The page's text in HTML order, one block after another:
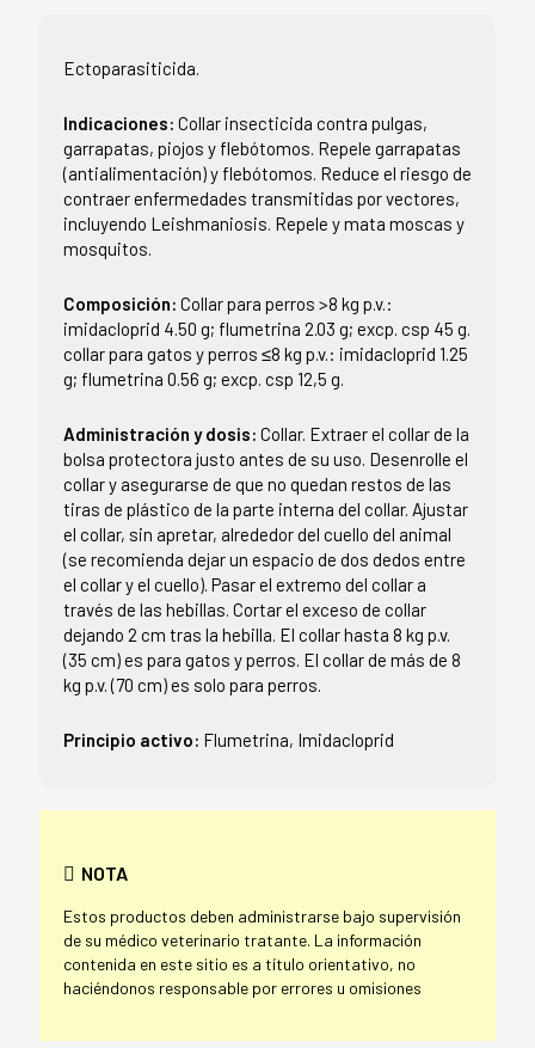
Ectoparasiticida.
Indicaciones: Collar insecticida contra pulgas,
garrapatas, piojos y flebótomos. Repele garrapatas
(antialimentación) y flebótomos. Reduce el riesgo de
contraer enfermedades transmitidas por vectores,
incluyendo Leishmaniosis. Repele y mata moscas y
mosquitos.
Composición: Collar para perros >8 kg p.v.:
imidacloprid 4.50 g; flumetrina 2.03 g; excp. csp 45 g.
collar para gatos y perros ≤8 kg p.v.: imidacloprid 1.25
g; flumetrina 0.56 g; excp. csp 12,5 g.
Administración y dosis: Collar. Extraer el collar de la
bolsa protectora justo antes de su uso. Desenrolle el
collar y asegurarse de que no quedan restos de las
tiras de plástico de la parte interna del collar. Ajustar
el collar, sin apretar, alrededor del cuello del animal
(se recomienda dejar un espacio de dos dedos entre
el collar y el cuello). Pasar el extremo del collar a
través de las hebillas. Cortar el exceso de collar
dejando 2 cm tras la hebilla. El collar hasta 8 kg p.v.
(35 cm) es para gatos y perros. El collar de más de 8
kg p.v. (70 cm) es solo para perros.
Principio activo: Flumetrina, Imidacloprid
NOTA
Estos productos deben administrarse bajo supervisión
de su médico veterinario tratante. La información
contenida en este sitio es a título orientativo, no
haciéndonos responsable por errores u omisiones